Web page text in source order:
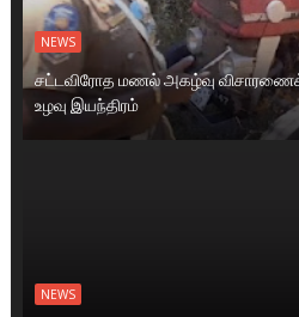
NEWS
சட்டவிரோத மணல் அகழ்வு
உழவு இயந்திரம்
NEWS